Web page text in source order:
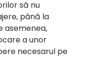
să nu
până la
asemenea,
a unor
necesarul pe